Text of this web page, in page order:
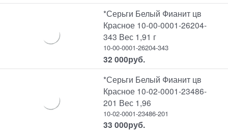
*Серьги Белый Фианит цв
Красное 10-00-0001-26204-
343 Вес 1,91 г
10-00-0001-26204-343
32 000руб.
*Серьги Белый Фианит цв
Красное 10-02-0001-23486-
201 Вес 1,96
10-02-0001-23486-201
33 000руб.